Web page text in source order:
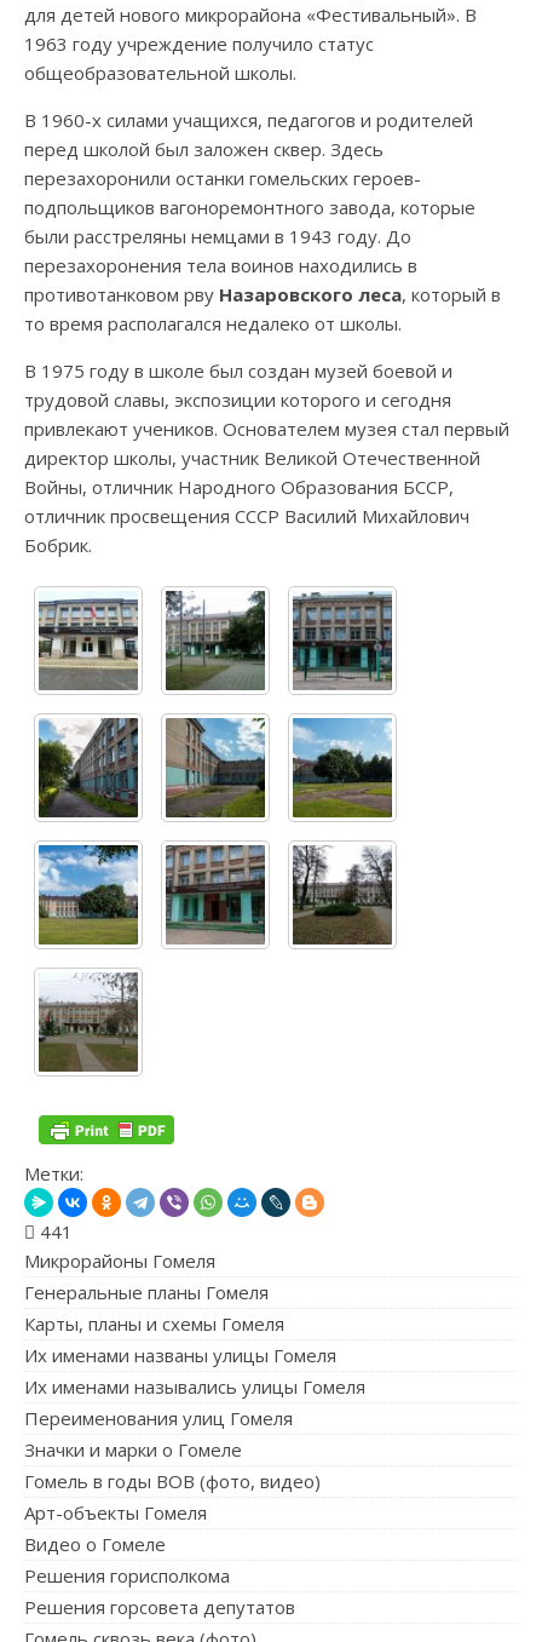
для детей нового микрорайона «Фестивальный». В
1963 году учреждение получило статус
общеобразовательной школы.
В 1960-х силами учащихся, педагогов и родителей
перед школой был заложен сквер. Здесь
перезахоронили останки гомельских героев-
подпольщиков вагоноремонтного завода, которые
были расстреляны немцами в 1943 году. До
перезахоронения тела воинов находились в
противотанковом рву Назаровского леса, который в
то время располагался недалеко от школы.
В 1975 году в школе был создан музей боевой и
трудовой славы, экспозиции которого и сегодня
привлекают учеников. Основателем музея стал первый
директор школы, участник Великой Отечественной
Войны, отличник Народного Образования БССР,
отличник просвещения СССР Василий Михайлович
Бобрик.
Метки:
441
Микрорайоны Гомеля
Генеральные планы Гомеля
Карты, планы и схемы Гомеля
Их именами названы улицы Гомеля
Их именами назывались улицы Гомеля
Переименования улиц Гомеля
Значки и марки о Гомеле
Гомель в годы ВОВ (фото, видео)
Арт-объекты Гомеля
Видео о Гомеле
Решения горисполкома
Решения горсовета депутатов